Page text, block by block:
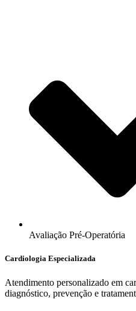
Avaliação Pré-Operatória
Cardiologia Especializada
Atendimento personalizado em
diagnóstico, prevenção e